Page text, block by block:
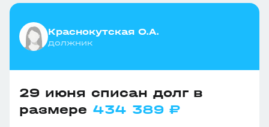
Краснокутская О.А.
должник
29 июня списан долг в
размере 434 389 ₽